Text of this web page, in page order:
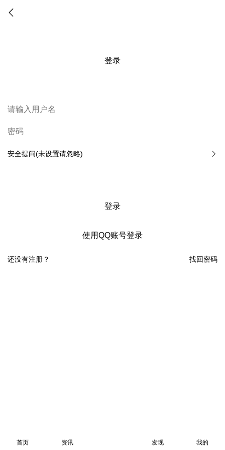
登录
安全提问(未设置请忽略)
登录
使用QQ账号登录
找回密码
还没有注册？
首页 资讯 发现 我的